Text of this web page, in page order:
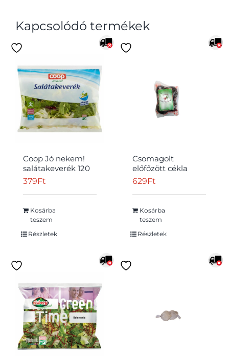
Kapcsolódó termékek
Coop Jó nekem!
salátakeverék 120
g
379Ft
Kosárba
teszem
Részletek
Csomagolt
előfőzött cékla
500g
629Ft
Kosárba
teszem
Részletek